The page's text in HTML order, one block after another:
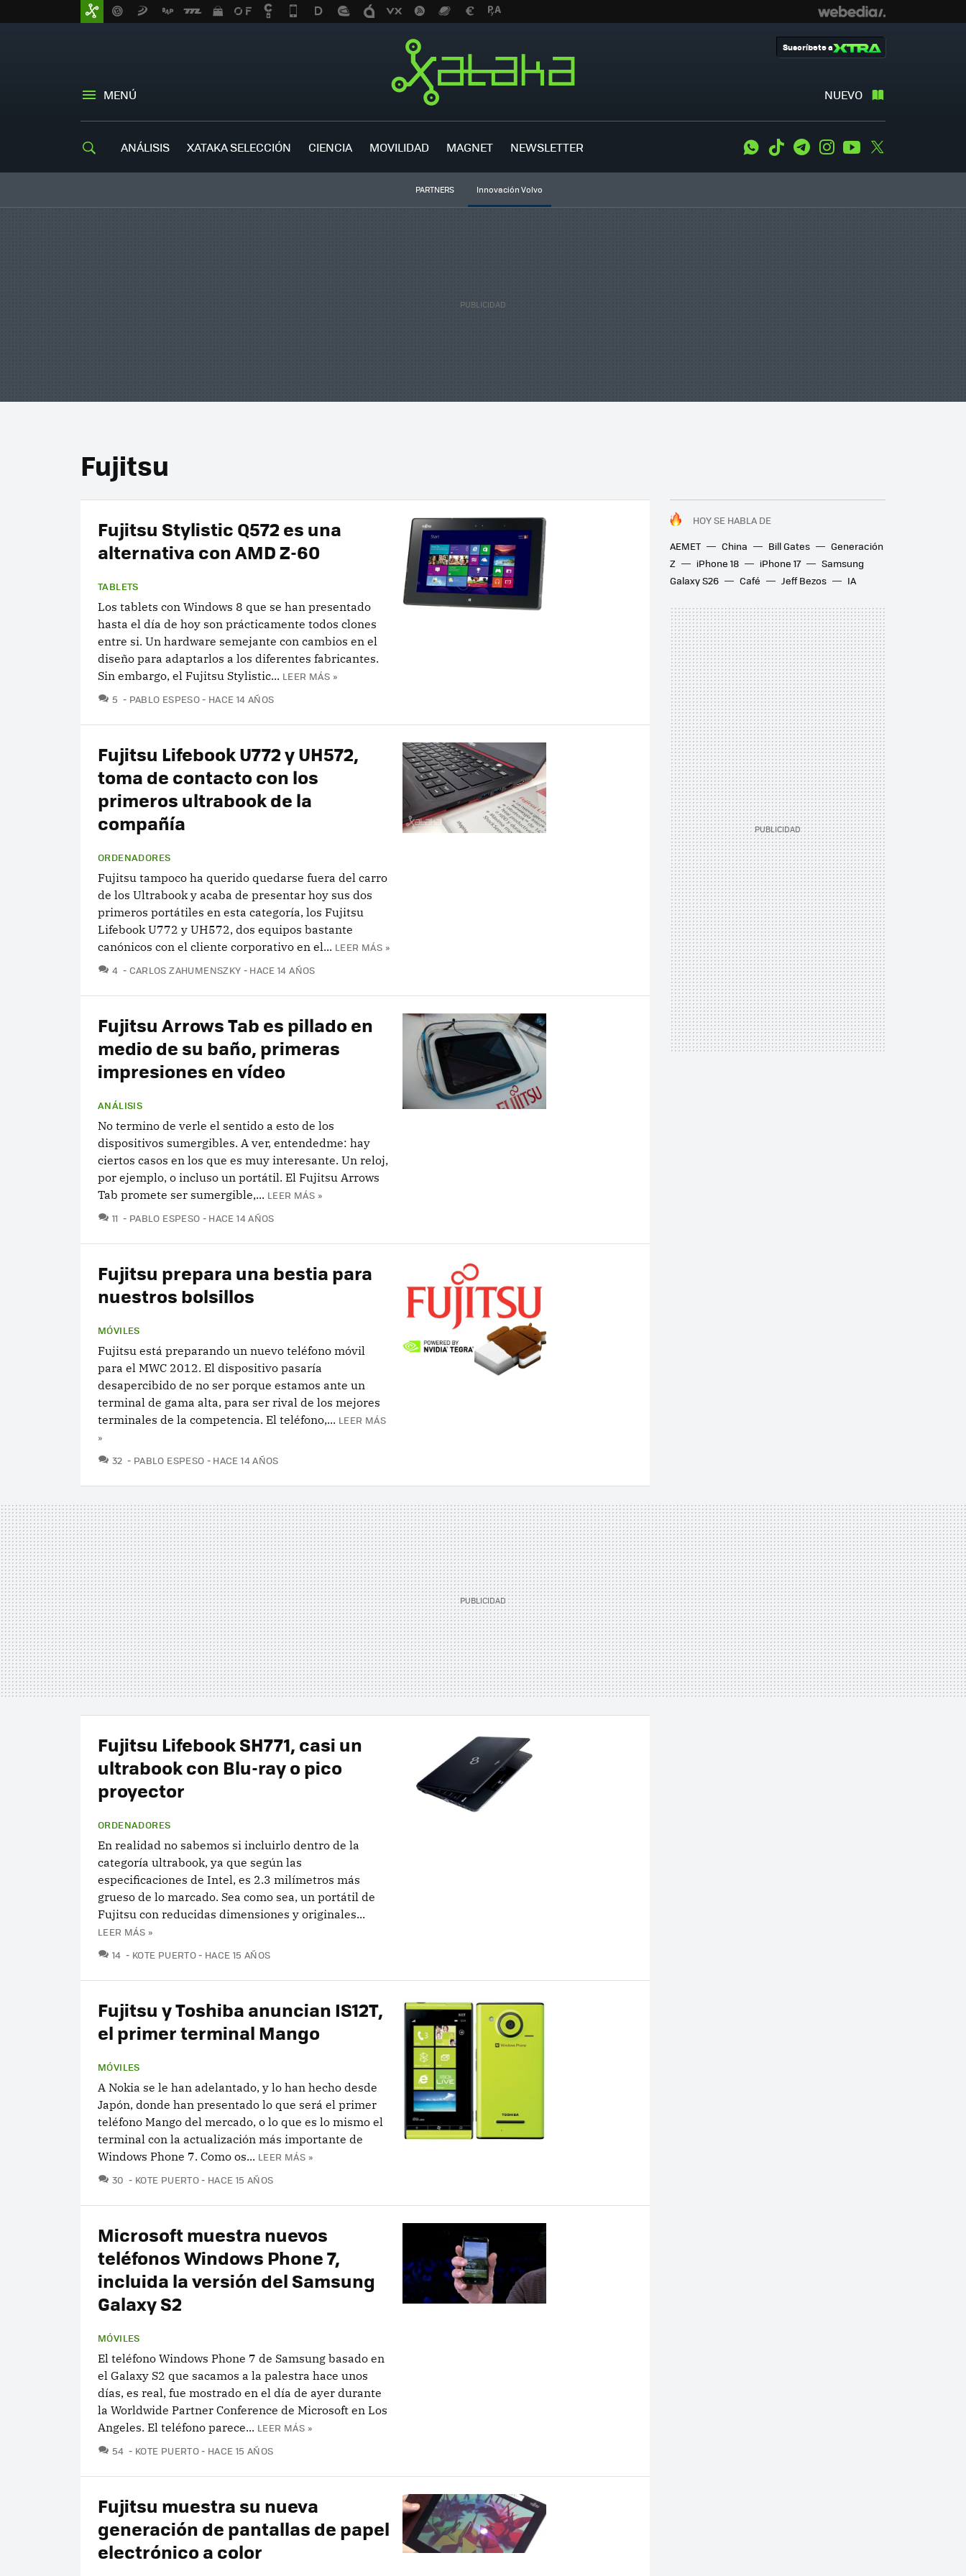
MENÚ NUEVO
Suscríbete a
ANÁLISIS XATAKA SELECCIÓN CIENCIA MOVILIDAD MAGNET NEWSLETTER WhatsApp
Tiktok TelegramInstagramYoutube
PARTNERS Innovación Volvo
Fujitsu
HOY SE HABLA DE
AEMET
China Bill Gates
Generación
Z
iPhone 18 iPhone 17
Samsung
Galaxy S26
Café Jeff Bezos IA
Fujitsu Stylistic Q572 es una
alternativa con AMD Z-60
TABLETS
Los tablets con Windows 8 que se han presentado
hasta el día de hoy son prácticamente todos clones
entre si. Un hardware semejante con cambios en el
diseño para adaptarlos a los diferentes fabricantes.
Sin embargo, el Fujitsu Stylistic... LEER MÁS »
5 COMENTARIOS
PABLO ESPESO HACE 14 AÑOS
Fujitsu Lifebook U772 y UH572,
toma de contacto con los
primeros ultrabook de la
compañía
ORDENADORES
Fujitsu tampoco ha querido quedarse fuera del carro
de los Ultrabook y acaba de presentar hoy sus dos
primeros portátiles en esta categoría, los Fujitsu
Lifebook U772 y UH572, dos equipos bastante
canónicos con el cliente corporativo en el... LEER MÁS »
4 COMENTARIOS
CARLOS ZAHUMENSZKY HACE 14 AÑOS
Fujitsu Arrows Tab es pillado en
medio de su baño, primeras
impresiones en vídeo
ANÁLISIS
No termino de verle el sentido a esto de los
dispositivos sumergibles. A ver, entendedme: hay
ciertos casos en los que es muy interesante. Un reloj,
por ejemplo, o incluso un portátil. El Fujitsu Arrows
Tab promete ser sumergible,... LEER MÁS »
11 COMENTARIOS
PABLO ESPESO HACE 14 AÑOS
Fujitsu prepara una bestia para
nuestros bolsillos
MÓVILES
Fujitsu está preparando un nuevo teléfono móvil
para el MWC 2012. El dispositivo pasaría
desapercibido de no ser porque estamos ante un
terminal de gama alta, para ser rival de los mejores
terminales de la competencia. El teléfono,... LEER MÁS
»
32 COMENTARIOS
PABLO ESPESO HACE 14 AÑOS
Fujitsu Lifebook SH771, casi un
ultrabook con Blu-ray o pico
proyector
ORDENADORES
En realidad no sabemos si incluirlo dentro de la
categoría ultrabook, ya que según las
especificaciones de Intel, es 2.3 milímetros más
grueso de lo marcado. Sea como sea, un portátil de
Fujitsu con reducidas dimensiones y originales...
LEER MÁS »
14 COMENTARIOS
KOTE PUERTO HACE 15 AÑOS
Fujitsu y Toshiba anuncian IS12T,
el primer terminal Mango
MÓVILES
A Nokia se le han adelantado, y lo han hecho desde
Japón, donde han presentado lo que será el primer
teléfono Mango del mercado, o lo que es lo mismo el
terminal con la actualización más importante de
Windows Phone 7. Como os... LEER MÁS »
30 COMENTARIOS
KOTE PUERTO HACE 15 AÑOS
Microsoft muestra nuevos
teléfonos Windows Phone 7,
incluida la versión del Samsung
Galaxy S2
MÓVILES
El teléfono Windows Phone 7 de Samsung basado en
el Galaxy S2 que sacamos a la palestra hace unos
días, es real, fue mostrado en el día de ayer durante
la Worldwide Partner Conference de Microsoft en Los
Angeles. El teléfono parece... LEER MÁS »
54 COMENTARIOS
KOTE PUERTO HACE 15 AÑOS
Fujitsu muestra su nueva
generación de pantallas de papel
electrónico a color